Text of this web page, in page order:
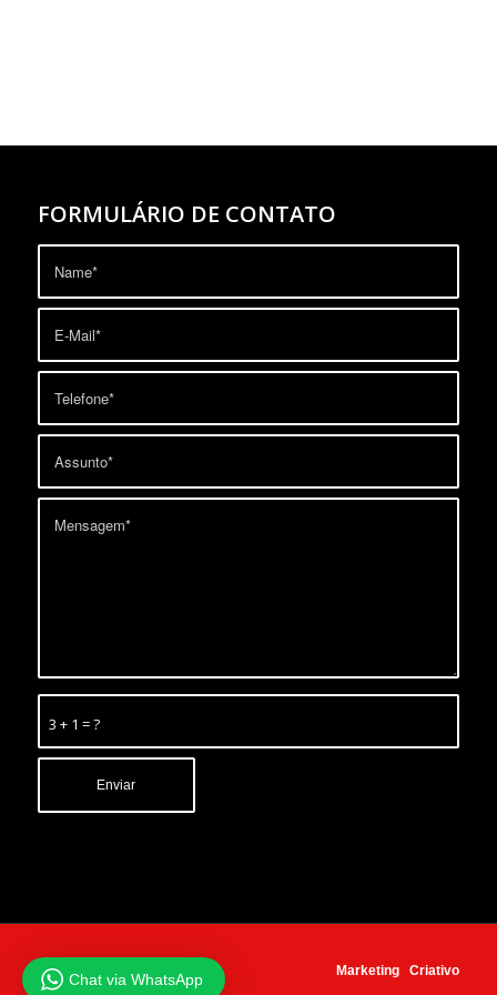
FORMULÁRIO DE CONTATO
3 + 1 = ?
Marketing Criativo
Chat via WhatsApp